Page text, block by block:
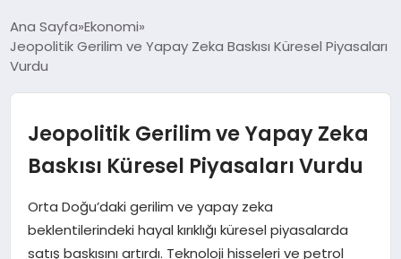
GÜNDEM
DÜNYA
EĞITIM
Ana Sayfa Ekonomi
Jeopolitik Gerilim ve Yapay Zeka Baskısı Küresel Piyasaları
Vurdu
Jeopolitik Gerilim ve Yapay Zeka
Baskısı Küresel Piyasaları Vurdu
Orta Doğu’daki gerilim ve yapay zeka
beklentilerindeki hayal kırıklığı küresel piyasalarda
satış baskısını artırdı. Teknoloji hisseleri ve petrol